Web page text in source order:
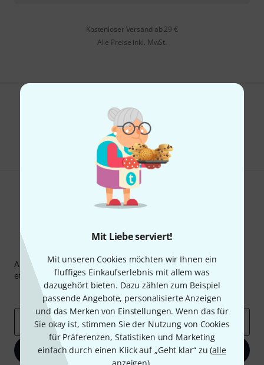
Mit Liebe serviert!
Mit unseren Cookies möchten wir Ihnen ein
fluffiges Einkaufserlebnis mit allem was
dazugehört bieten. Dazu zählen zum Beispiel
passende Angebote, personalisierte Anzeigen
und das Merken von Einstellungen. Wenn das für
Sie okay ist, stimmen Sie der Nutzung von Cookies
für Präferenzen, Statistiken und Marketing
einfach durch einen Klick auf „Geht klar“ zu (alle
Kostenloser Versand ab 29 €
Alle Preise inkl. MwSt.
Gefällt Ihnen, was Sie sehen?
Hilfe & Feedback
Abonniere den Thomann Newsletter und gewinne mit
etwas Glück einen von50 Gutscheinenüber jeweils
Inspirierende Beiträge
Deals Thomann Insights
E-Mail-Adresse*
Jetzt anmelden